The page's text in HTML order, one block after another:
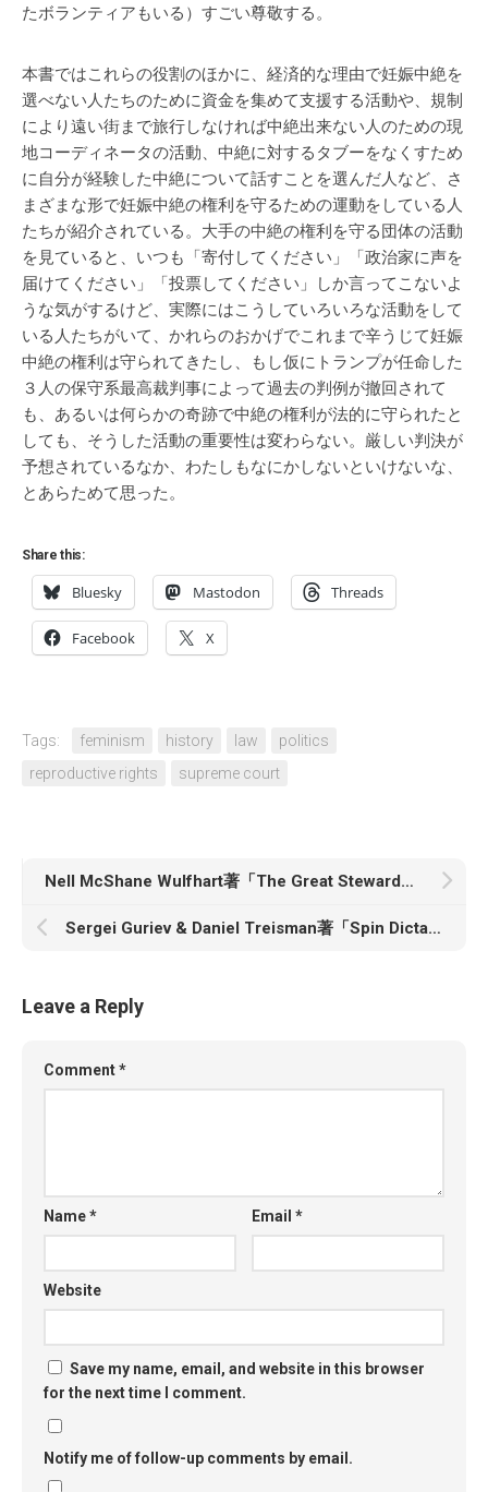
たボランティアもいる）すごい尊敬する。
本書ではこれらの役割のほかに、経済的な理由で妊娠中絶を
選べない人たちのために資金を集めて支援する活動や、規制
により遠い街まで旅行しなければ中絶出来ない人のための現
地コーディネータの活動、中絶に対するタブーをなくすため
に自分が経験した中絶について話すことを選んだ人など、さ
まざまな形で妊娠中絶の権利を守るための運動をしている人
たちが紹介されている。大手の中絶の権利を守る団体の活動
を見ていると、いつも「寄付してください」「政治家に声を
届けてください」「投票してください」しか言ってこないよ
うな気がするけど、実際にはこうしていろいろな活動をして
いる人たちがいて、かれらのおかげでこれまで辛うじて妊娠
中絶の権利は守られてきたし、もし仮にトランプが任命した
３人の保守系最高裁判事によって過去の判例が撤回されて
も、あるいは何らかの奇跡で中絶の権利が法的に守られたと
しても、そうした活動の重要性は変わらない。厳しい判決が
予想されているなか、わたしもなにかしないといけないな、
とあらためて思った。
Share this:
Bluesky Mastodon Threads
Facebook X
Tags: feminism history law
politics
reproductive rights
supreme court
Nell McShane Wulfhart著「The Great Stewardess Rebellion: How Women Launched a Workplace Revolution at 30,000 Feet」
Sergei Guriev & Daniel Treisman著「Spin Dictators: The Changing Face of Tyranny in the 21st Century」
Leave a Reply
Comment*
Name* Email*
Website
Save my name, email, and website in this browser
for the next time I comment.
Notify me of follow-up comments by email.